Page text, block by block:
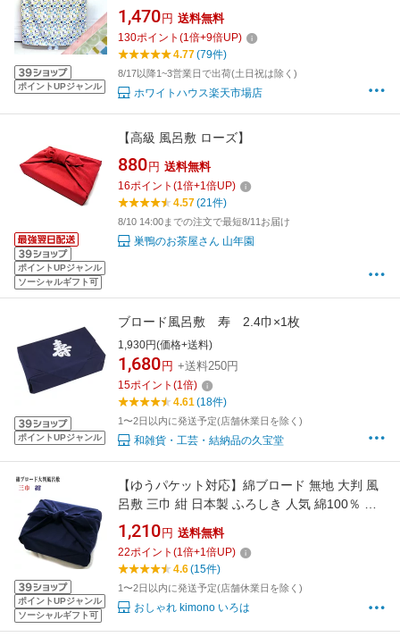
ポイントUPジャンル
おしゃれ 大判風呂敷 猫 ネコ ねこ ふろしき カ
ワイイ たとう紙 晴れ着 着物包み 旅行 パッキン
グ 推し活 お昼寝布団 格子 ピンク からくさ 柄
1,470 円 送料無料
130ポイント (1倍+9倍UP)
4.77(79件)
8/17以降1~3営業日で出荷(土日祝は除く)
ホワイトハウス楽天市場店
ポイントUPジャンル
ソーシャルギフト可
【高級 風呂敷 ローズ】
880 円 送料無料
16ポイント (1倍+1倍UP)
4.57(21件)
8/10 14:00までの注文で最短8/11お届け
巣鴨のお茶屋さん 山年園
ポイントUPジャンル
ブロード風呂敷 寿 2.4巾×1枚
1,930円(価格+送料)
1,680 円 +送料250円
15ポイント (1倍)
4.61(18件)
1〜2日以内に発送予定(店舗休業日を除く)
和雑貨・工芸・結納品の久宝堂
ポイントUPジャンル
ソーシャルギフト可
【ゆうパケット対応】綿ブロード 無地 大判 風
呂敷 三巾 紺 日本製 ふろしき 人気 綿100％ 包
み物 3巾 105cm
1,210 円 送料無料
22ポイント (1倍+1倍UP)
4.6(15件)
1〜2日以内に発送予定(店舗休業日を除く)
おしゃれ kimono いろは